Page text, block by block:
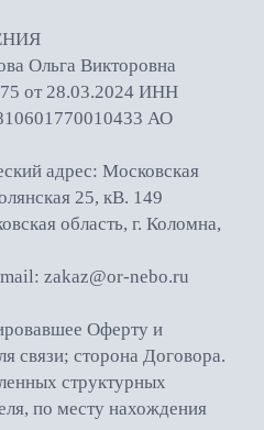
Ольга Викторовна
от 28.03.2024 ИНН
АО
адрес: Московская
25, кВ. 149
область, г. Коломна,
zakaz@or-nebo.ru
Оферту и
связи; сторона Договора.
структурных
по месту нахождения